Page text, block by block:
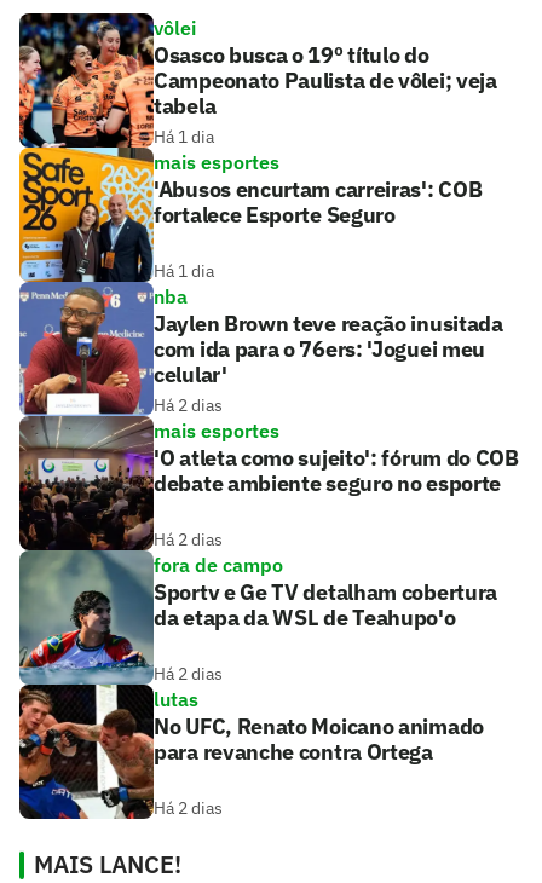
vôlei
Osasco busca o 19º título do
Campeonato Paulista de vôlei; veja
tabela
Há 1 dia
mais esportes
'Abusos encurtam carreiras': COB
fortalece Esporte Seguro
Há 1 dia
nba
Jaylen Brown teve reação inusitada
com ida para o 76ers: 'Joguei meu
celular'
Há 2 dias
mais esportes
'O atleta como sujeito': fórum do COB
debate ambiente seguro no esporte
Há 2 dias
fora de campo
Sportv e Ge TV detalham cobertura
da etapa da WSL de Teahupo'o
Há 2 dias
lutas
No UFC, Renato Moicano animado
para revanche contra Ortega
Há 2 dias
MAIS LANCE!